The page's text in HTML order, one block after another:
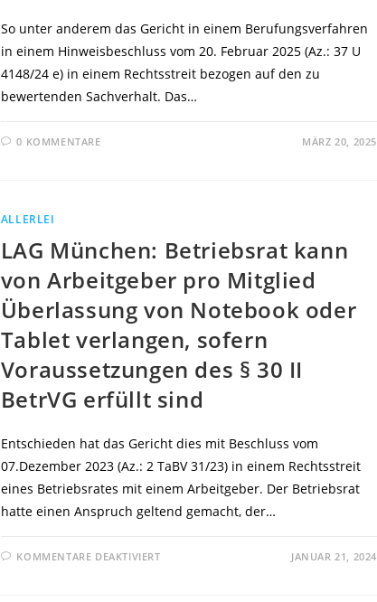
So unter anderem das Gericht in einem Berufungsverfahren
in einem Hinweisbeschluss vom 20. Februar 2025 (Az.: 37 U
4148/24 e) in einem Rechtsstreit bezogen auf den zu
bewertenden Sachverhalt. Das…
0 KOMMENTARE MÄRZ 20, 2025
ALLERLEI
LAG München: Betriebsrat kann
von Arbeitgeber pro Mitglied
Überlassung von Notebook oder
Tablet verlangen, sofern
Voraussetzungen des § 30 II
BetrVG erfüllt sind
Entschieden hat das Gericht dies mit Beschluss vom
07.Dezember 2023 (Az.: 2 TaBV 31/23) in einem Rechtsstreit
eines Betriebsrates mit einem Arbeitgeber. Der Betriebsrat
hatte einen Anspruch geltend gemacht, der…
KOMMENTARE DEAKTIVIERTFÜR JANUAR 21, 2024